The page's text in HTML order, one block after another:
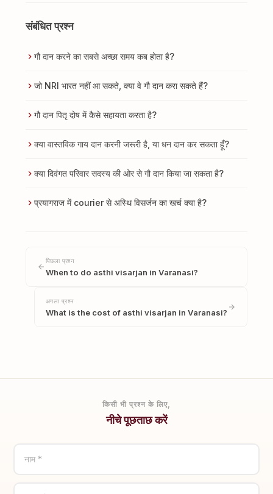
संबंधित प्रश्न
गौ दान करने का सबसे अच्छा समय कब होता है?
जो NRI भारत नहीं आ सकते, क्या वे गौ दान करा सकते हैं?
गौ दान पितृ दोष में कैसे सहायता करता है?
क्या वास्तविक गाय दान करनी जरूरी है, या धन दान कर सकता हूँ?
क्या दिवंगत परिवार सदस्य की ओर से गौ दान किया जा सकता है?
प्रयागराज में courier से अस्थि विसर्जन का खर्च क्या है?
पिछला प्रश्न
When to do asthi visarjan in Varanasi?
अगला प्रश्न
What is the cost of asthi visarjan in Varanasi?
किसी भी प्रश्न के लिए,
नीचे पूछताछ करें
नाम *